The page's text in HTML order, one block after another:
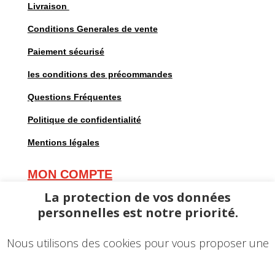
Livraison
Conditions Generales de vente
Paiement sécurisé
les conditions des précommandes
Questions Fréquentes
Politique de confidentialité
Mentions légales
MON COMPTE
Mes commandes
Mes adresses
Mes informations personnelles
La protection de vos données
personnelles est notre priorité.
Nous utilisons des cookies pour vous proposer une